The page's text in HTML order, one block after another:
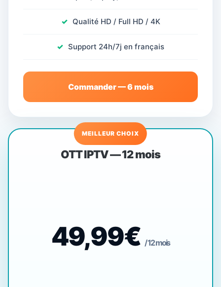
Qualité HD / Full HD / 4K
Support 24h/7j en français
Commander — 6 mois
MEILLEUR CHOIX
OTT IPTV — 12 mois
49,99€/ 12 mois